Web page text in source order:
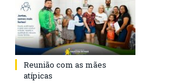
Reunião com as mães
atípicas